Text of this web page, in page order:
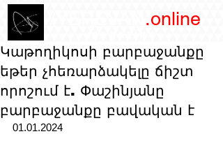
.online
Կաթողիկոսի բարբաջանքը
եթեր չհեռարձակելը ճիշտ
որոշում է. Փաշինյանը
բարբաջանքը բավական է
01.01.2024